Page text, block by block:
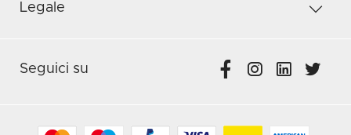
Legale
Seguici su